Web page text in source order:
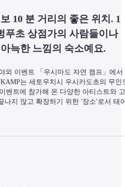
10 분 거리의 좋은 위치. 1
푸초 상점가의 사람들이나
늑한 느낌의 숙소예요.
외 이벤트 「우시마도 자연 캠프」에서
는 세토우치시 우시카도초의 무인
벤트에 참가해 온 다양한 아티스트와 고
나지 않고 확장하기 위한 '장소'로서 태
낭여행객들이 쉽게 들러 모일 수 있는
즐길 수 있는 카페 라운지와 아웃도어 용